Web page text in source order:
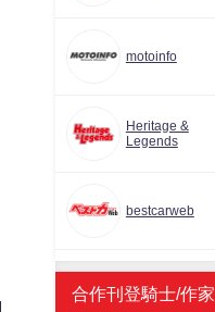
motoinfo
Heritage &
Legends
bestcarweb
合作刊登騎士/作家